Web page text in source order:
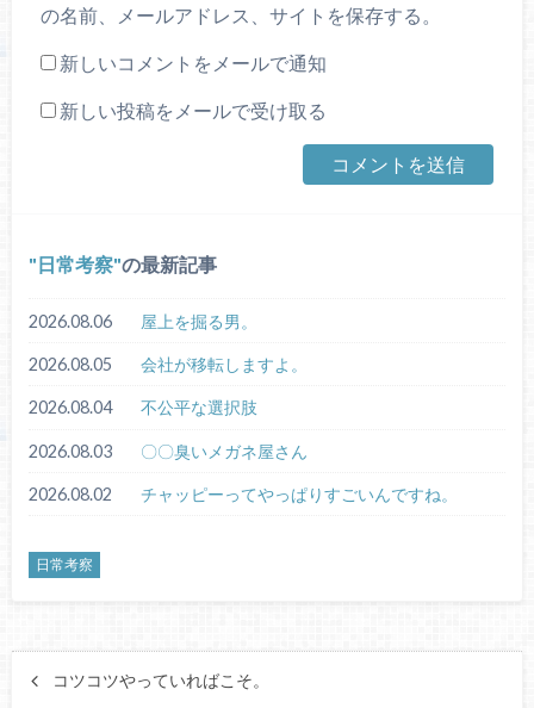
の名前、メールアドレス、サイトを保存する。
新しいコメントをメールで通知
新しい投稿をメールで受け取る
日常考察 の最新記事
2026.08.06 屋上を掘る男。
2026.08.05 会社が移転しますよ。
2026.08.04 不公平な選択肢
2026.08.03 〇〇臭いメガネ屋さん
2026.08.02 チャッピーってやっぱりすごいんですね。
日常考察
コツコツやっていればこそ。